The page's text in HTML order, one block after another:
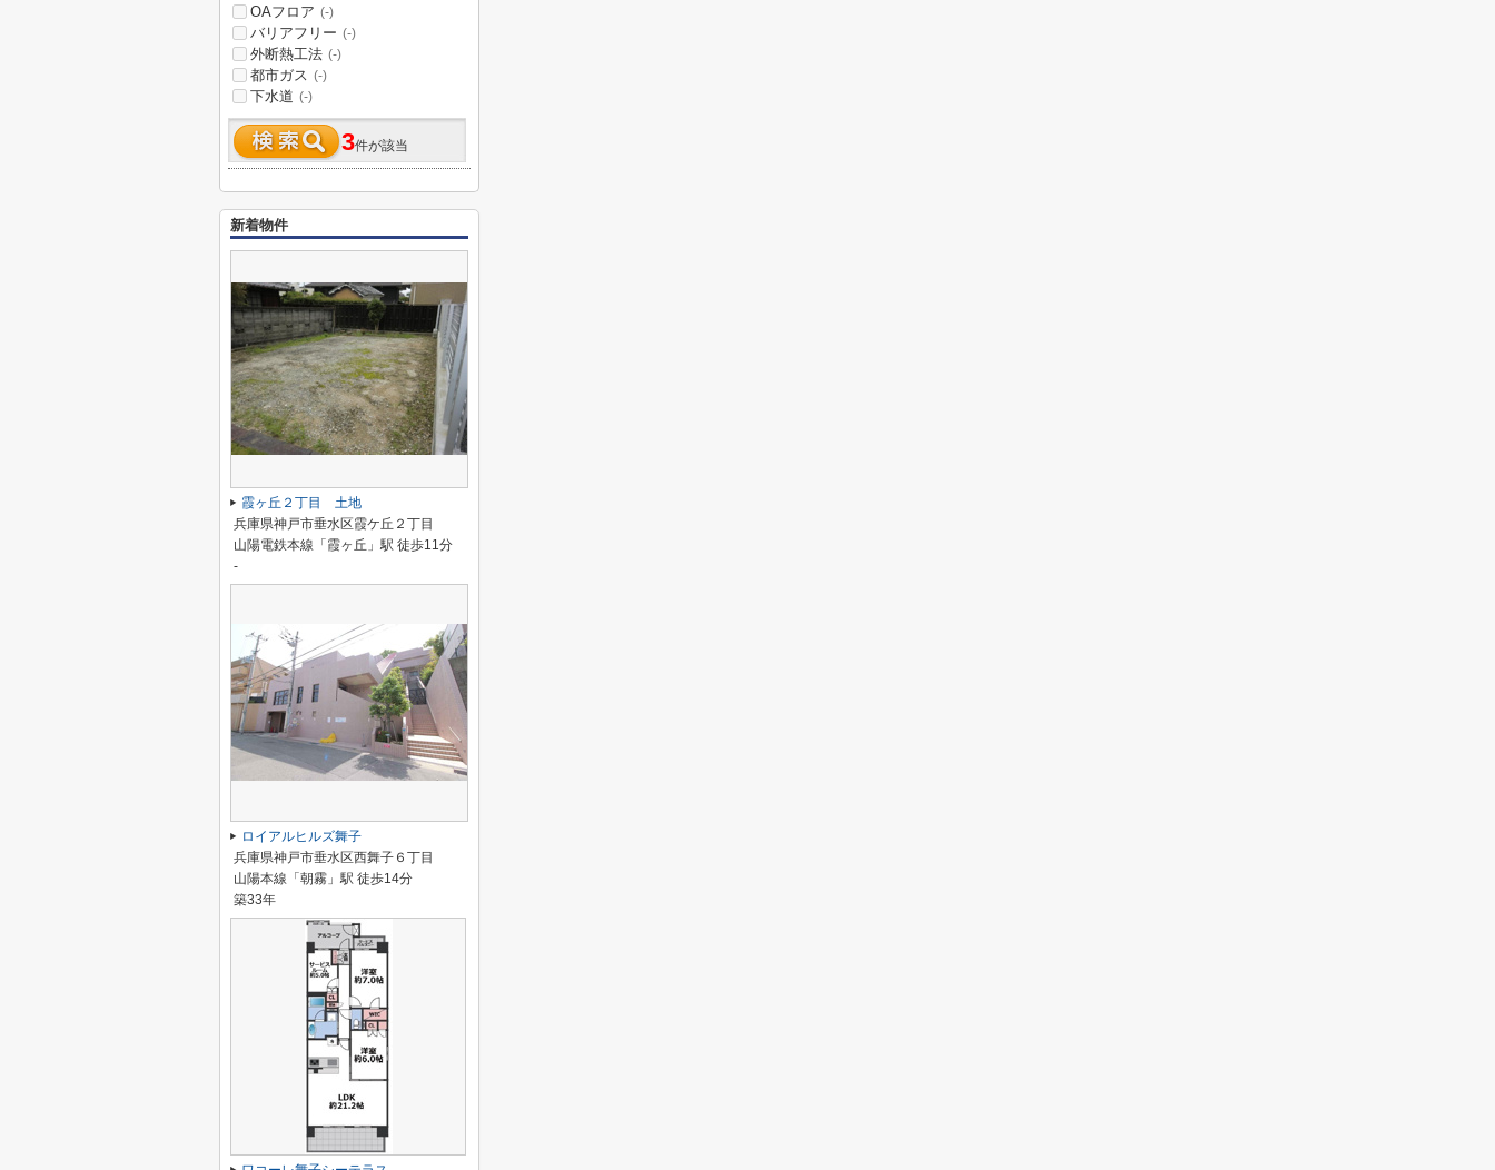
OAフロア (-)
バリアフリー (-)
外断熱工法 (-)
都市ガス (-)
下水道 (-)
3件が該当
新着物件
霞ヶ丘２丁目 土地
兵庫県神戸市垂水区霞ケ丘２丁目
山陽電鉄本線「霞ヶ丘」駅 徒歩11分
-
ロイアルヒルズ舞子
兵庫県神戸市垂水区西舞子６丁目
山陽本線「朝霧」駅 徒歩14分
築33年